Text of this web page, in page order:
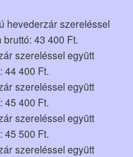
hevederzár szereléssel
43 400 Ft.
szereléssel együtt
44 400 Ft.
szereléssel együtt
45 400 Ft.
szereléssel együtt
45 500 Ft.
szereléssel együtt